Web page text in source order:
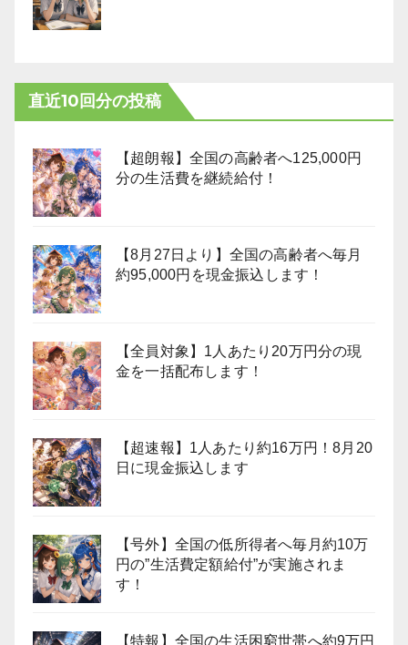
直近10回分の投稿
【超朗報】全国の高齢者へ125,000円
分の生活費を継続給付！
【8月27日より】全国の高齢者へ毎月
約95,000円を現金振込します！
【全員対象】1人あたり20万円分の現
金を一括配布します！
【超速報】1人あたり約16万円！8月20
日に現金振込します
【号外】全国の低所得者へ毎月約10万
円の”生活費定額給付”が実施されま
す！
【特報】全国の生活困窮世帯へ約9万円